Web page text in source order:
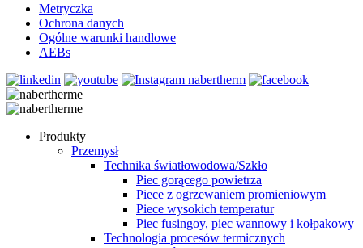
Metryczka
Ochrona danych
Ogólne warunki handlowe
AEBs
Produkty
Przemysł
Technika światłowodowa/Szkło
Piec gorącego powietrza
Piece z ogrzewaniem promieniowym
Piece wysokich temperatur
Piec fusingoy, piec wannowy i kołpakowy
Technologia procesów termicznych